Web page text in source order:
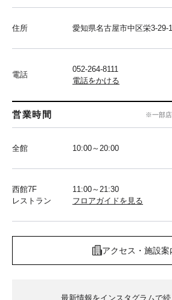
住所 愛知県名古屋市中区栄3-29-1
電話
052-264-8111
電話をかける
営業時間 ※一部店
全館 10:00～20:00
西館7F
レストラン
11:00～21:30
フロアガイドを見る
アクセス・施設案
最新情報をインスタグラムで続